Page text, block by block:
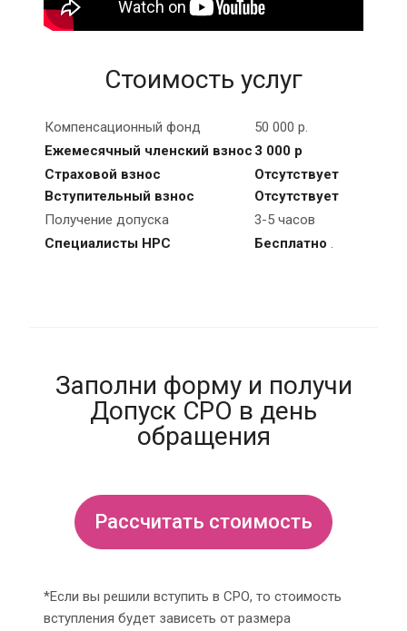
Стоимость услуг
Компенсационный фонд
50 000 р.
Ежемесячный членский взнос 3 000 р
Страховой взнос
Вступительный взнос
Отсутствует
Отсутствует
Получение допуска
3-5 часов
Специалисты НРС
Бесплатно .
Заполни форму и получи
Допуск СРО в день
обращения
Рассчитать стоимость
*Если вы решили вступить в СРО, то стоимость
вступления будет зависеть от размера